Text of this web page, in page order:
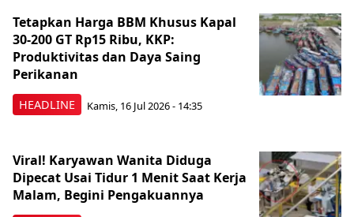
HEADLINE
Tetapkan Harga BBM Khusus Kapal
30-200 GT Rp15 Ribu, KKP:
Produktivitas dan Daya Saing
Perikanan
Kamis, 16 Jul 2026 - 14:35
Viral! Karyawan Wanita Diduga
Dipecat Usai Tidur 1 Menit Saat Kerja
Malam, Begini Pengakuannya